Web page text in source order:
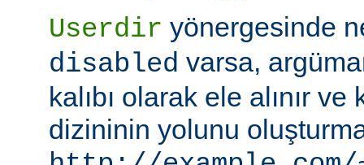
Userdir yönergesinde
disabled varsa,
kalıbı olarak ele alınır
dizininin yolunu